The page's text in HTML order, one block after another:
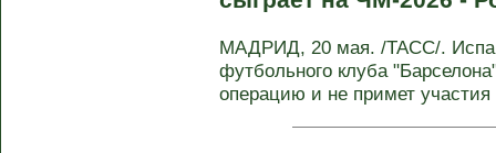
МАДРИД, 20 мая. /ТАСС/.
футбольного клуба
операцию и не примет